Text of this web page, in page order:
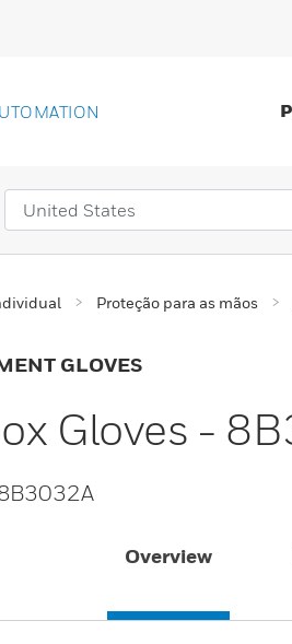
Proteção para as mãos
GLOVES
Gloves -
Overview